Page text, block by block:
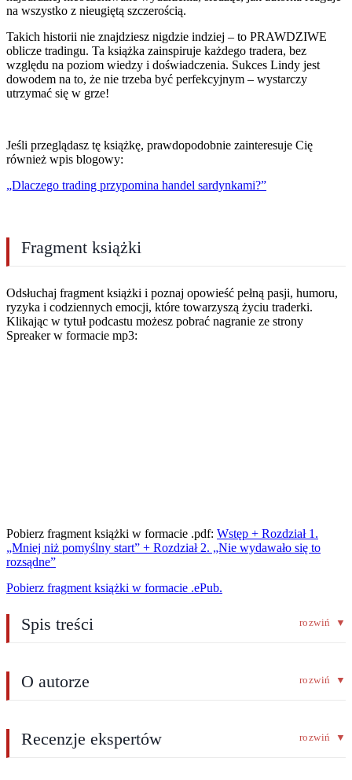
na wszystko z nieugiętą szczerością.
Takich historii nie znajdziesz nigdzie indziej – to PRAWDZIWE
oblicze tradingu. Ta książka zainspiruje każdego tradera, bez
względu na poziom wiedzy i doświadczenia. Sukces Lindy jest
dowodem na to, że nie trzeba być perfekcyjnym – wystarczy
utrzymać się w grze!
Jeśli przeglądasz tę książkę, prawdopodobnie zainteresuje Cię
również wpis blogowy:
„Dlaczego trading przypomina handel sardynkami?”
Fragment książki
Odsłuchaj fragment książki i poznaj opowieść pełną pasji, humoru,
ryzyka i codziennych emocji, które towarzyszą życiu traderki.
Klikając w tytuł podcastu możesz pobrać nagranie ze strony
Spreaker w formacie mp3:
Pobierz fragment książki w formacie .pdf: Wstęp + Rozdział 1.
„Mniej niż pomyślny start” + Rozdział 2. „Nie wydawało się to
rozsądne”
Pobierz fragment książki w formacie .ePub.
Spis treści rozwiń ▼
O autorze rozwiń ▼
Recenzje ekspertów rozwiń ▼